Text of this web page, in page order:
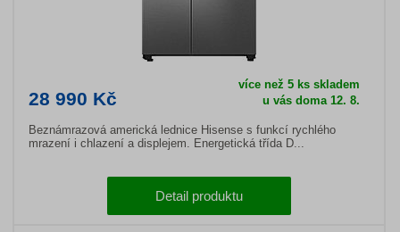
28 990 Kč
více než 5 ks skladem
u vás doma 12. 8.
Beznámrazová americká lednice Hisense s funkcí rychlého
mrazení i chlazení a displejem. Energetická třída D...
Detail produktu